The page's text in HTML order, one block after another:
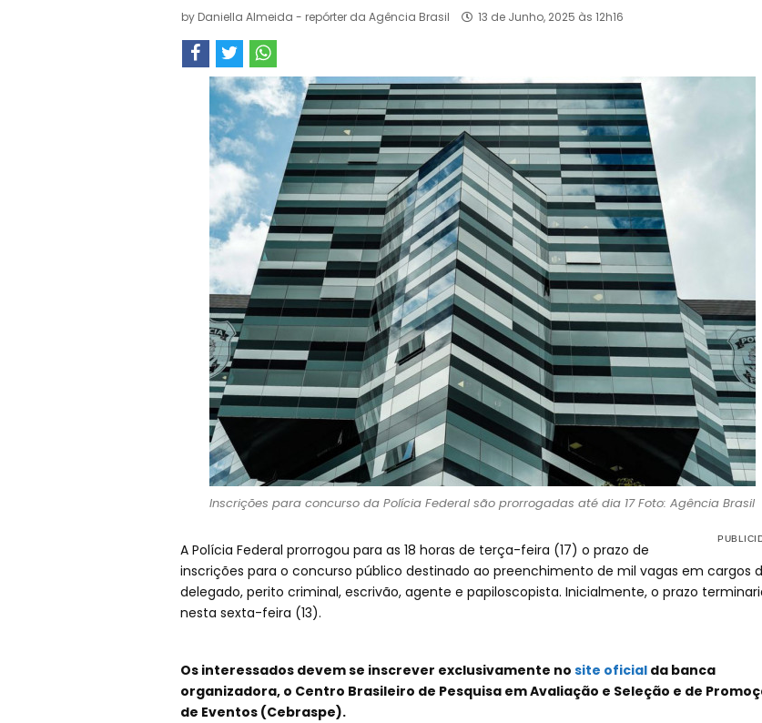
by Daniella Almeida - repórter da Agência Brasil 13 de Junho, 2025 às 12h16
Inscrições para concurso da Polícia Federal são prorrogadas até dia 17 Foto: Agência Brasil
A Polícia Federal prorrogou para as 18 horas de terça-feira (17) o prazo de
inscrições para o concurso público destinado ao preenchimento de mil vagas em cargos
delegado, perito criminal, escrivão, agente e papiloscopista. Inicialmente, o prazo
nesta sexta-feira (13).
Os interessados devem se inscrever exclusivamente no site oficialda banca
organizadora, o Centro Brasileiro de Pesquisa em Avaliação e Seleção e de
de Eventos (Cebraspe).